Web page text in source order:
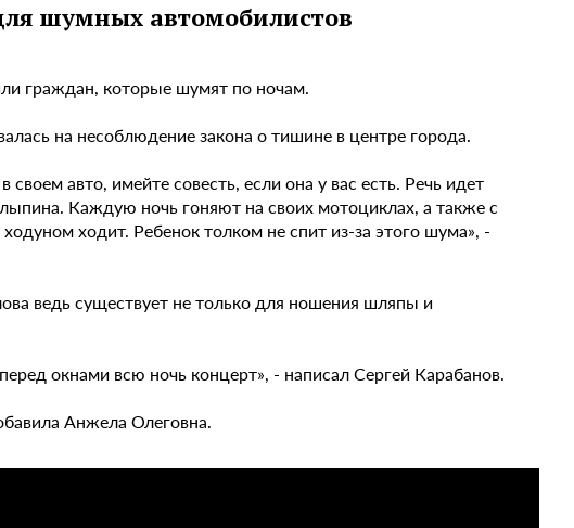
шумных автомобилистов
граждан, которые шумят по ночам.
на несоблюдение закона о тишине в центре города.
авто, имейте совесть, если она у вас есть. Речь идет
Каждую ночь гоняют на своих мотоциклах, а также с
ходит. Ребенок толком не спит из-за этого шума», -
ведь существует не только для ношения шляпы и
окнами всю ночь концерт», - написал Сергей Карабанов.
Анжела Олеговна.